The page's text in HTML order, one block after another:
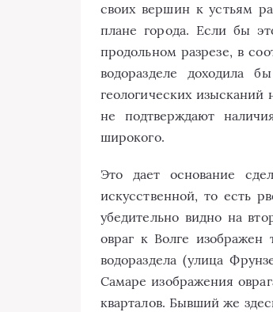
своих вершин к устьям
плане города. Если бы
продольном разрезе, в
водоразделе
геологических изысканий
не подтверждают
широкого.
Это дает основание
искусственной, то есть
убедительно видно на
овраг к Волге
водораздела (улица
Самаре изображения
кварталов. Бывший же